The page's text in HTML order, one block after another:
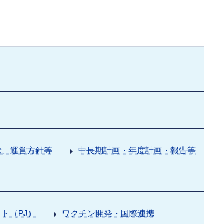
、運営方針等 中長期計画・年度計画・報告等
（PJ） ワクチン開発・国際連携